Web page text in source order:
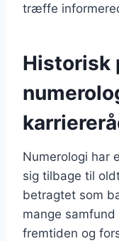
træffe
Historisk
Numerologi har
sig tilbage til
betragtet som
mange
fremtiden og